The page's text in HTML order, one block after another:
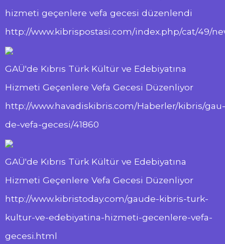
hizmeti geçenlere vefa gecesi düzenlendi
http://www.kibrispostasi.com/index.php/cat/49/
GAÜ'de Kıbrıs Türk Kültür ve Edebiyatına
Hizmeti Geçenlere Vefa Gecesi Düzenliyor
http://www.havadiskibris.com/Haberler/kibris/gau-
de-vefa-gecesi/41860
GAÜ'de Kıbrıs Türk Kültür ve Edebiyatına
Hizmeti Geçenlere Vefa Gecesi Düzenliyor
http://www.kibristoday.com/gaude-kibris-turk-
kultur-ve-edebiyatina-hizmeti-gecenlere-vefa-
gecesi.html